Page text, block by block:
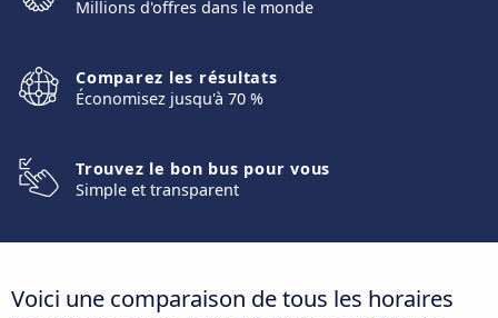
Millions d'offres dans le monde
Comparez les résultats
Économisez jusqu'à 70 %
Trouvez le bon bus pour vous
Simple et transparent
Voici une comparaison de tous les horaires